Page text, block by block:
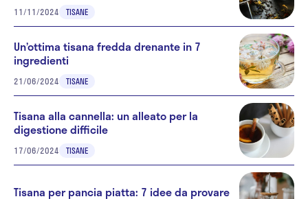
11/11/2024 TISANE
Un’ottima tisana fredda drenante in 7
ingredienti
21/06/2024 TISANE
Tisana alla cannella: un alleato per la
digestione difficile
17/06/2024 TISANE
Tisana per pancia piatta: 7 idee da provare